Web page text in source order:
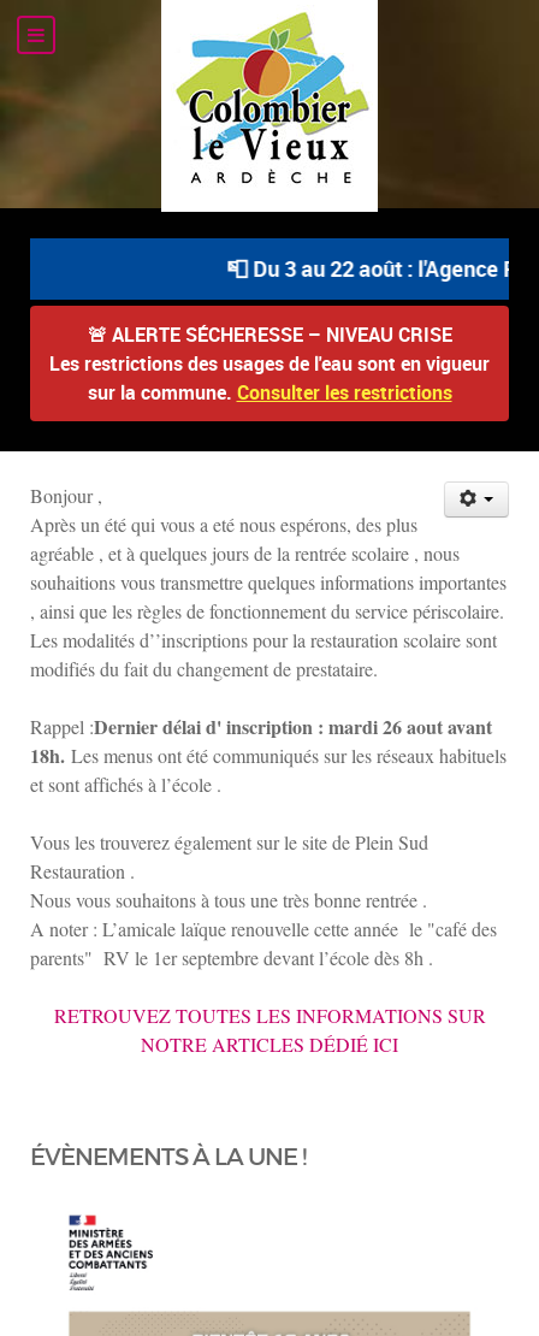
📮 Du 3 au 22 août : l'Agence
🚨 ALERTE SÉCHERESSE – NIVEAU CRISE
Les restrictions des usages de l'eau sont en vigueur
sur la commune. Consulter les restrictions
Bonjour ,
Après un été qui vous a eté nous espérons, des plus
agréable , et à quelques jours de la rentrée scolaire , nous
souhaitions vous transmettre quelques informations importantes
, ainsi que les règles de fonctionnement du service périscolaire.
Les modalités d’’inscriptions pour la restauration scolaire sont
modifiés du fait du changement de prestataire.
Rappel :Dernier délai d' inscription : mardi 26 aout avant
18h. Les menus ont été communiqués sur les réseaux habituels
et sont affichés à l’école .
Vous les trouverez également sur le site de Plein Sud
Restauration .
Nous vous souhaitons à tous une très bonne rentrée .
A noter : L’amicale laïque renouvelle cette année le "café des
parents" RV le 1er septembre devant l’école dès 8h .
RETROUVEZ TOUTES LES INFORMATIONS SUR
NOTRE ARTICLES DÉDIÉ ICI
ÉVÈNEMENTS À LA UNE !